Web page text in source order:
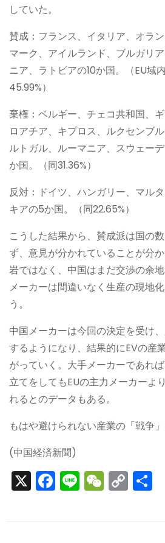
していた。
賛成：フランス、イタリア、オラ
マーク、アイルランド、ブルガリ
ニア、ラトビアの10か国。（EU域
45.99%）
棄権：ベルギー、チェコ共和国、
ロアチア、キプロス、ルクセンブ
ルトガル、ルーマニア、スウェー
か国。（同31.36%）
反対：ドイツ、ハンガリー、マル
キアの5か国。（同22.65%）
こうした結果から、賛成派は国の
ず、意見が分かれていることが分
岩ではなく、中国はまだ交渉の余
メーカーは間違いなく生産の現地
う。
中国メーカーは今回の決定を受け
するようになり、結果的にEVの産
がっていく。大手メーカーであれ
立てをしてもEUの主力メーカーよ
れるとのデータもある。
もはや避けられない産業の「戦争」
(中国経済新聞)
X F
a
Li
n
W
e
C
o